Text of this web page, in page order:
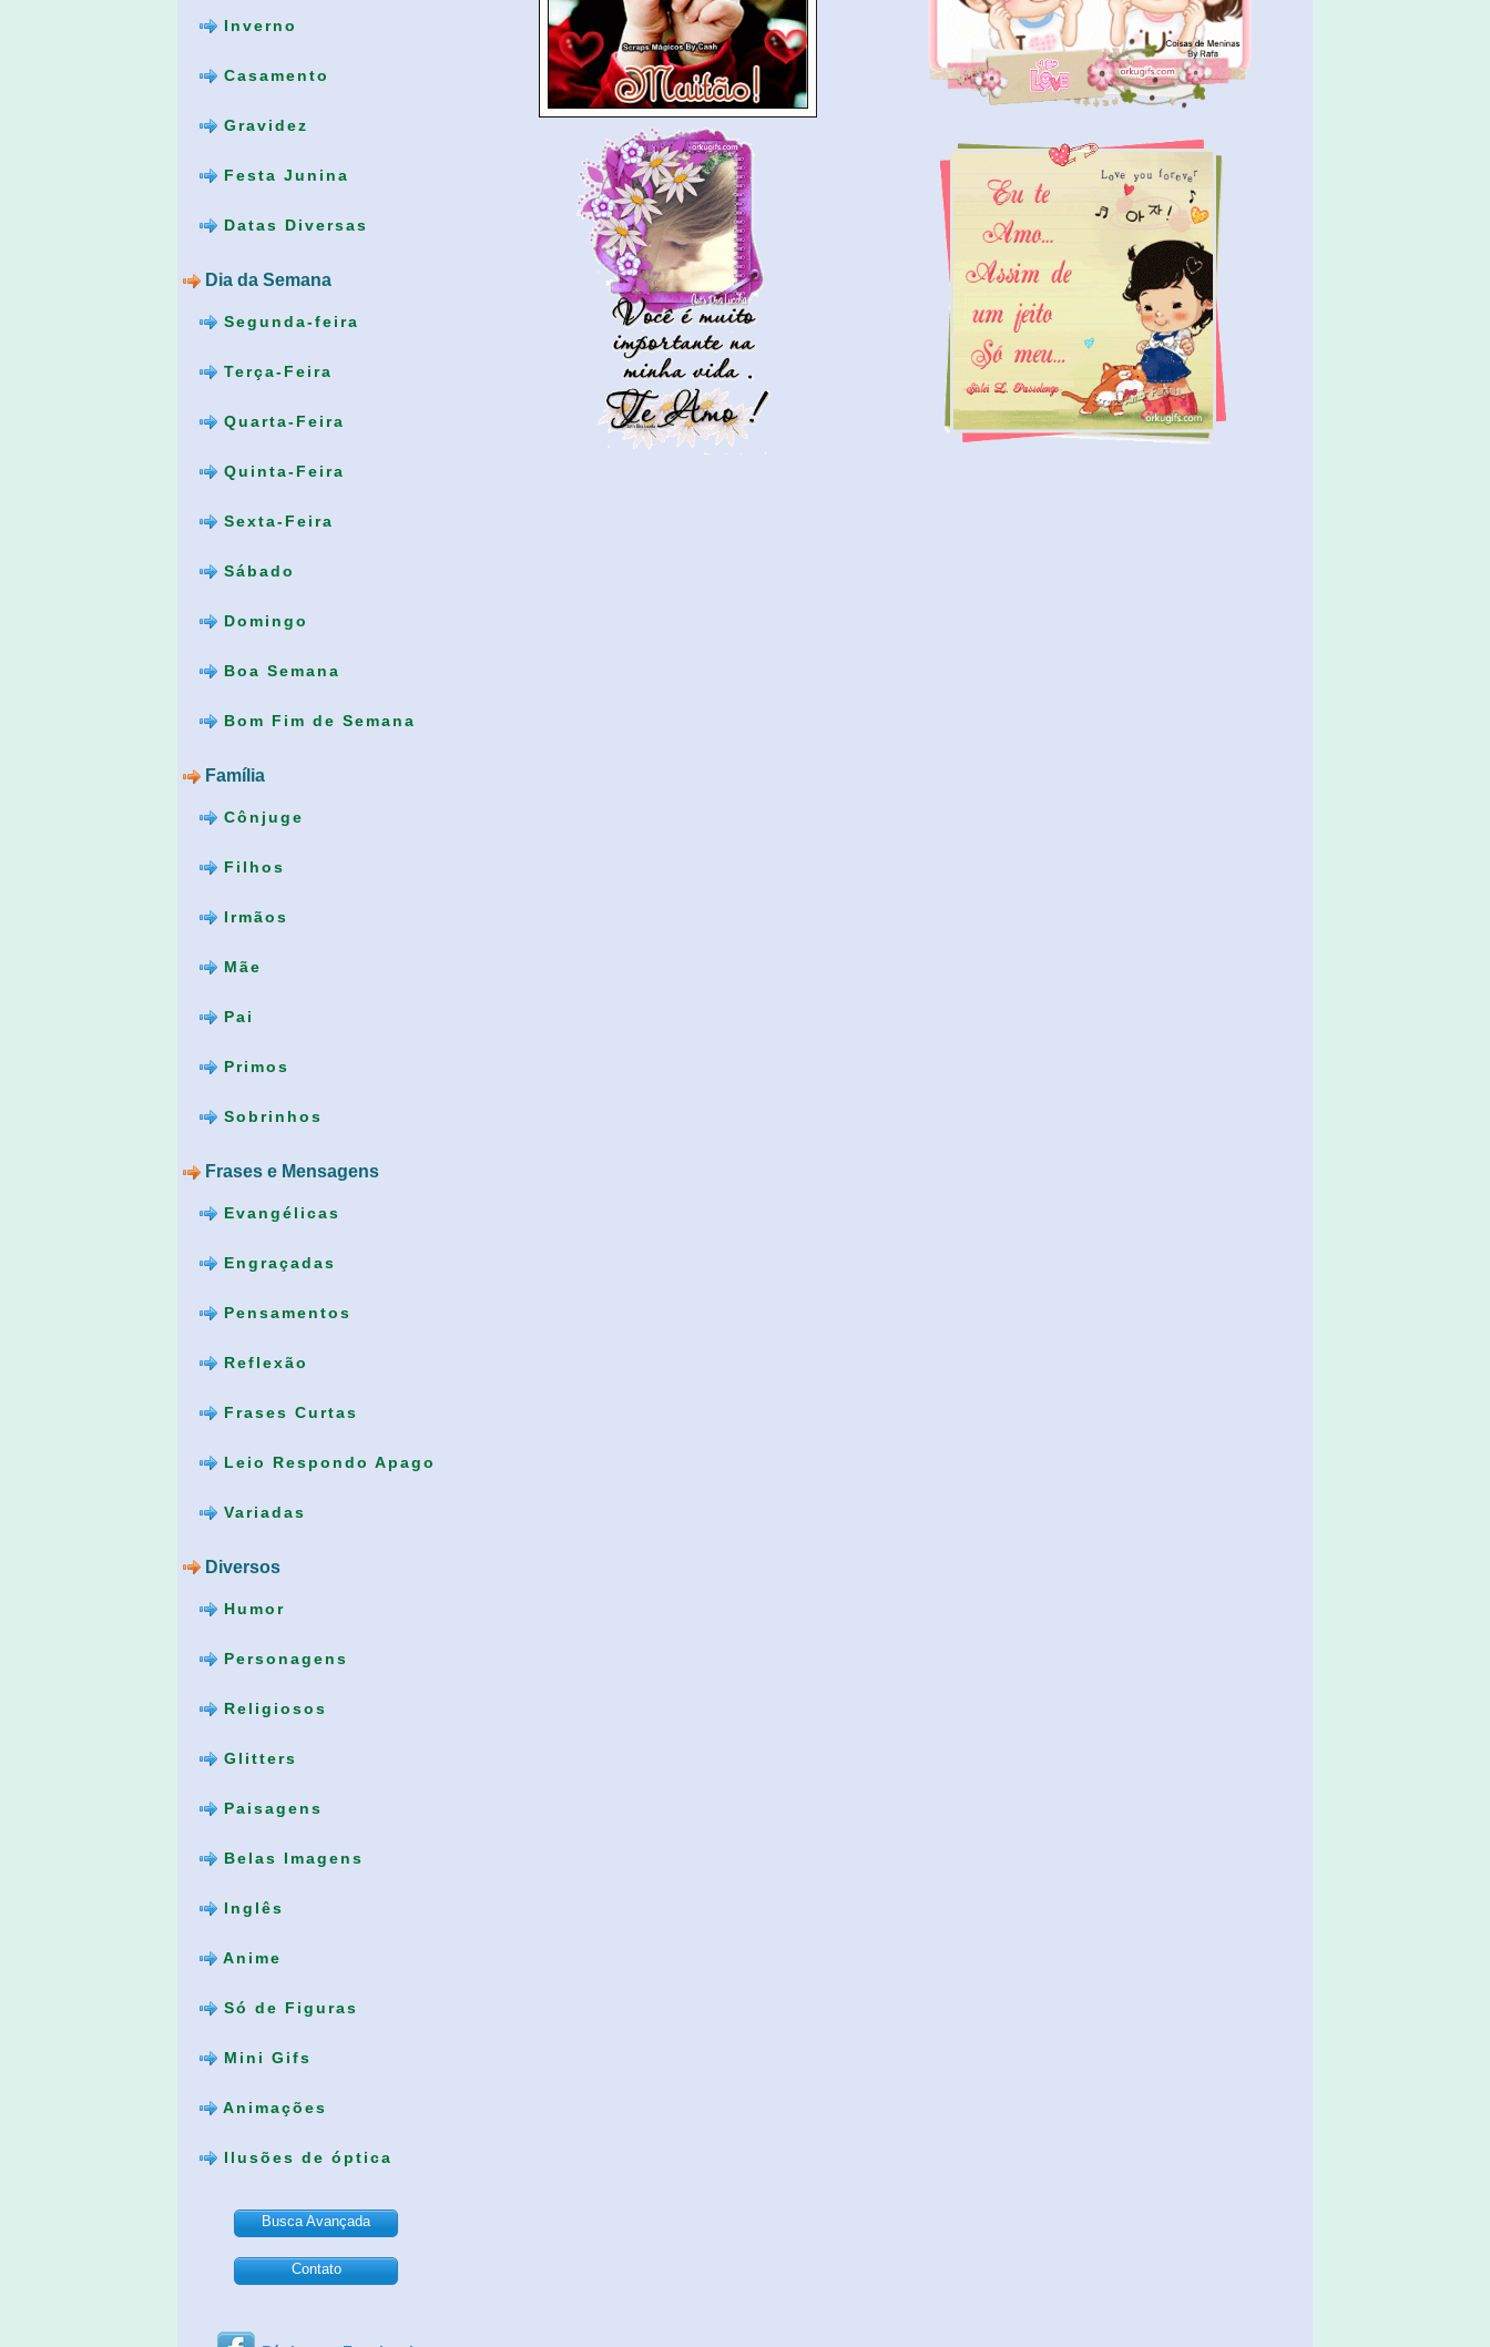
Inverno
Casamento
Gravidez
Festa Junina
Datas Diversas
Dia da Semana
Segunda-feira
Terça-Feira
Quarta-Feira
Quinta-Feira
Sexta-Feira
Sábado
Domingo
Boa Semana
Bom Fim de Semana
Família
Cônjuge
Filhos
Irmãos
Mãe
Pai
Primos
Sobrinhos
Frases e Mensagens
Evangélicas
Engraçadas
Pensamentos
Reflexão
Frases Curtas
Leio Respondo Apago
Variadas
Diversos
Humor
Personagens
Religiosos
Glitters
Paisagens
Belas Imagens
Inglês
Anime
Só de Figuras
Mini Gifs
Animações
Ilusões de óptica
Busca Avançada
Contato